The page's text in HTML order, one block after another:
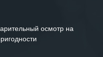
осмотр на